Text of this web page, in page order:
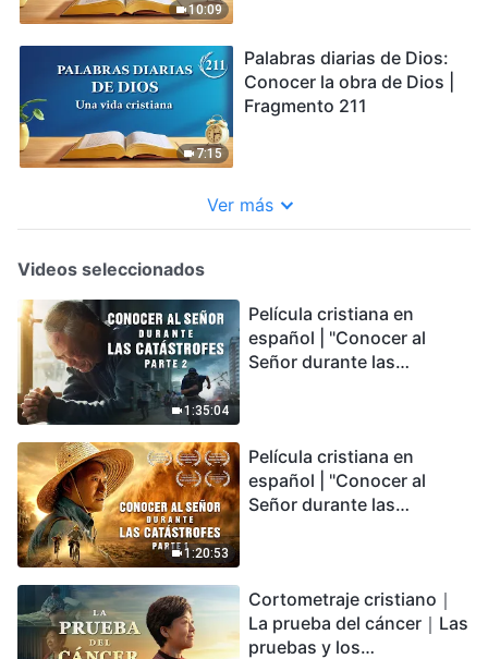
10:09
7:15
Palabras diarias de Dios:
Conocer la obra de Dios |
Fragmento 211
Ver más
Videos seleccionados
1:35:04
Película cristiana en
español | "Conocer al
Señor durante las
podemos sobrevivir?
1:20:53
Película cristiana en
español | "Conocer al
Señor durante las
encontrarás refugio?
Cortometraje cristiano｜
La prueba del cáncer｜Las
pruebas y los